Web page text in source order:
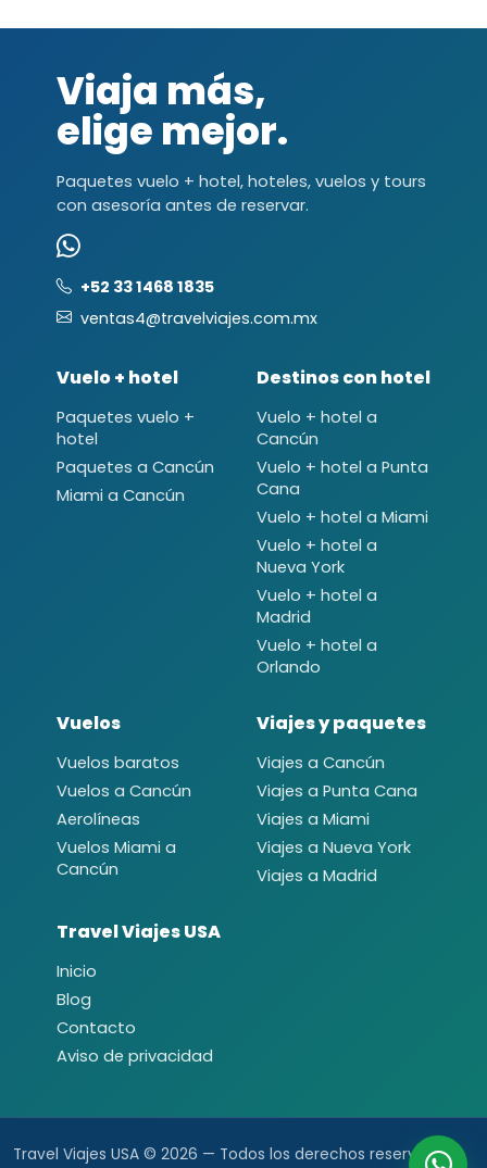
Viaja más,
elige mejor.
Paquetes vuelo + hotel, hoteles, vuelos y tours
con asesoría antes de reservar.
+52 33 1468 1835
ventas4@travelviajes.com.mx
Vuelo + hotel
Paquetes vuelo +
hotel
Paquetes a Cancún
Miami a Cancún
Destinos con hotel
Vuelo + hotel a
Cancún
Vuelo + hotel a Punta
Cana
Vuelo + hotel a Miami
Vuelo + hotel a
Nueva York
Vuelo + hotel a
Madrid
Vuelo + hotel a
Orlando
Vuelos
Vuelos baratos
Vuelos a Cancún
Aerolíneas
Vuelos Miami a
Cancún
Viajes y paquetes
Viajes a Cancún
Viajes a Punta Cana
Viajes a Miami
Viajes a Nueva York
Viajes a Madrid
Travel Viajes USA
Inicio
Blog
Contacto
Aviso de privacidad
Travel Viajes USA © 2026 — Todos los derechos reservados.